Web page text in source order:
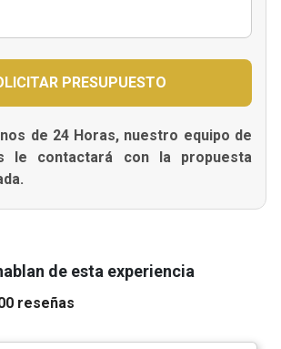
de 24 Horas, nuestro equipo de
le contactará con la propuesta
de esta experiencia
reseñas